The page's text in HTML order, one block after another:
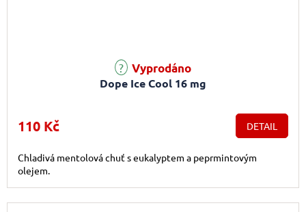
Dope Ice Cool 16 mg
Vyprodáno
110 Kč DETAIL
Chladivá mentolová chuť s eukalyptem a peprmintovým
olejem.